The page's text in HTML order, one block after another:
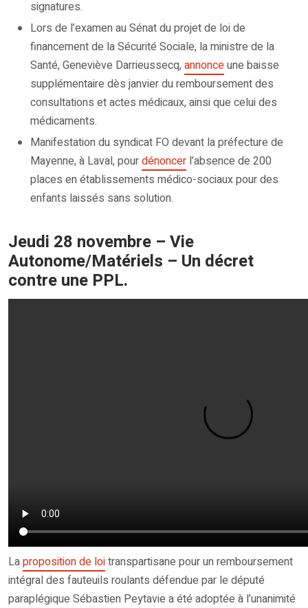
signatures.
Lors de l’examen au Sénat du projet de loi de
financement de la Sécurité Sociale, la ministre de la
Santé, Geneviève Darrieussecq,annonceune baisse
supplémentaire dès janvier du remboursement des
consultations et actes médicaux, ainsi que celui des
médicaments.
Manifestation du syndicat FO devant la préfecture de
Mayenne, à Laval, pourdénoncer l’absence de 200
places en établissements médico-sociaux pour des
enfants laissés sans solution.
Jeudi 28 novembre – Vie
Autonome/Matériels – Un décret
contre une PPL.
Laproposition de loitranspartisane pour un remboursement
intégral des fauteuils roulants défendue par le député
paraplégique Sébastien Peytavie a été adoptée à l’unanimité